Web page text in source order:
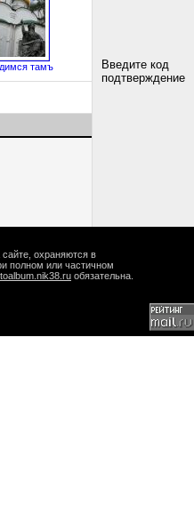
тамъ
Введите код
подтверждение
охраняются в
полном или частичном
обязательна.